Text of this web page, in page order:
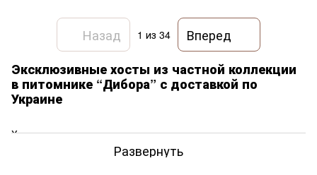
Назад 1 из 34
Вперед
Эксклюзивные хосты из частной коллекции
в питомнике “Дибора” с доставкой по
Украине
Хоста — одно из самых популярных и продаваемых
многолетних растений в мире, любимица садоводов.
Наиболее известна благодаря своим роскошным
Развернуть